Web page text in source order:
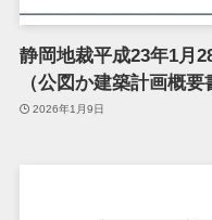
静岡地裁平成23年1
（公図か建築計画概要
2026年1月9日